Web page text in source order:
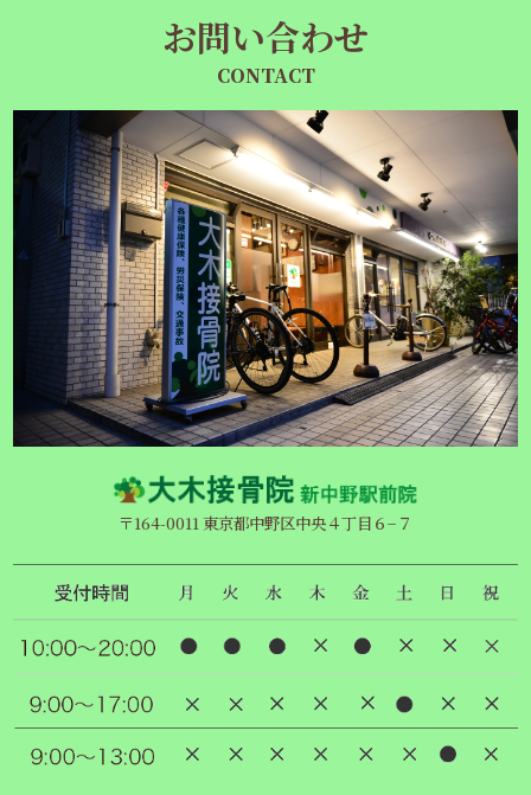
お問い合わせ
CONTACT
〒164-0011 東京都中野区中央４丁目６−７